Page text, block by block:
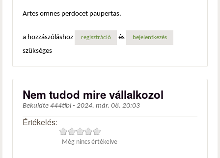
Artes omnes perdocet paupertas.
a hozzászóláshoz regisztráció és bejelentkezés
szükséges
Nem tudod mire vállalkozol
Beküldte 444tibi - 2024. már. 08. 20:03
Értékelés:
Még nincs értékelve